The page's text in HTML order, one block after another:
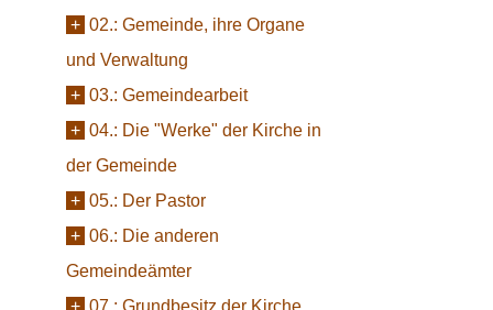
+ 02.: Gemeinde, ihre Organe
und Verwaltung
+ 03.: Gemeindearbeit
+ 04.: Die "Werke" der Kirche in
der Gemeinde
+ 05.: Der Pastor
+ 06.: Die anderen
Gemeindeämter
+ 07.: Grundbesitz der Kirche,